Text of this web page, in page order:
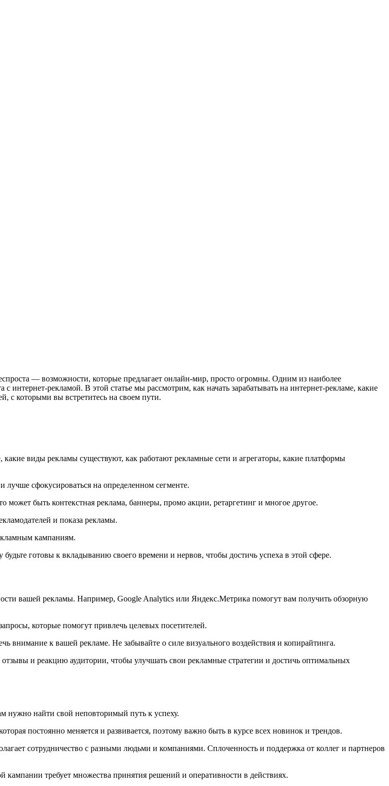
— возможности, которые предлагает онлайн-мир, просто огромны. Одним из наиболее
интернет-рекламой. В этой статье мы рассмотрим, как начать зарабатывать на интернет-рекламе, какие
с которыми вы встретитесь на своем пути.
виды рекламы существуют, как работают рекламные сети и агрегаторы, какие платформы
сфокусироваться на определенном сегменте.
быть контекстная реклама, баннеры, промо акции, ретаргетинг и многое другое.
и показа рекламы.
кампаниям.
готовы к вкладыванию своего времени и нервов, чтобы достичь успеха в этой сфере.
вашей рекламы. Например, Google Analytics или Яндекс.Метрика помогут вам получить обзорную
которые помогут привлечь целевых посетителей.
внимание к вашей рекламе. Не забывайте о силе визуального воздействия и копирайтинга.
и реакцию аудитории, чтобы улучшать свои рекламные стратегии и достичь оптимальных
нужно найти свой неповторимый путь к успеху.
постоянно меняется и развивается, поэтому важно быть в курсе всех новинок и трендов.
сотрудничество с разными людьми и компаниями. Сплоченность и поддержка от коллег и партнеров
требует множества принятия решений и оперативности в действиях.